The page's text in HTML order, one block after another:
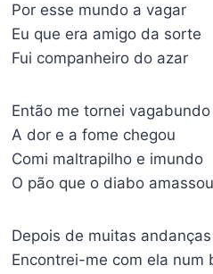
Por esse mundo a vagar
Eu que era amigo da sorte
Fui companheiro do azar
Então me tornei vagabundo
A dor e a fome chegou
Comi maltrapilho e imundo
O pão que o diabo amassou
Depois de muitas andanças
Encontrei-me com ela num